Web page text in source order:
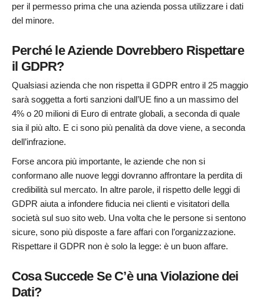
per il permesso prima che una azienda possa utilizzare i dati
del minore.
Perché le Aziende Dovrebbero Rispettare
il GDPR?
Qualsiasi azienda che non rispetta il ​​GDPR entro il 25 maggio
sarà soggetta a forti sanzioni dall’UE fino a un massimo del
4% o 20 milioni di Euro di entrate globali, a seconda di quale
sia il più alto. E ci sono più penalità da dove viene, a seconda
dell’infrazione.
Forse ancora più importante, le aziende che non si
conformano alle nuove leggi dovranno affrontare la perdita di
credibilità sul mercato. In altre parole, il rispetto delle leggi di
GDPR aiuta a infondere fiducia nei clienti e visitatori della
società sul suo sito web. Una volta che le persone si sentono
sicure, sono più disposte a fare affari con l’organizzazione.
Rispettare il GDPR non è solo la legge: è un buon affare.
Cosa Succede Se C’è una Violazione dei
Dati?